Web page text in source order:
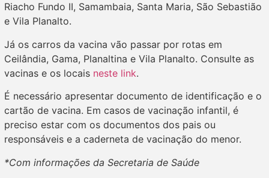
Riacho Fundo II, Samambaia, Santa Maria, São Sebastião
e Vila Planalto.
Já os carros da vacina vão passar por rotas em
Ceilândia, Gama, Planaltina e Vila Planalto. Consulte as
vacinas e os locais neste link.
É necessário apresentar documento de identificação e o
cartão de vacina. Em casos de vacinação infantil, é
preciso estar com os documentos dos pais ou
responsáveis e a caderneta de vacinação do menor.
*Com informações da Secretaria de Saúde